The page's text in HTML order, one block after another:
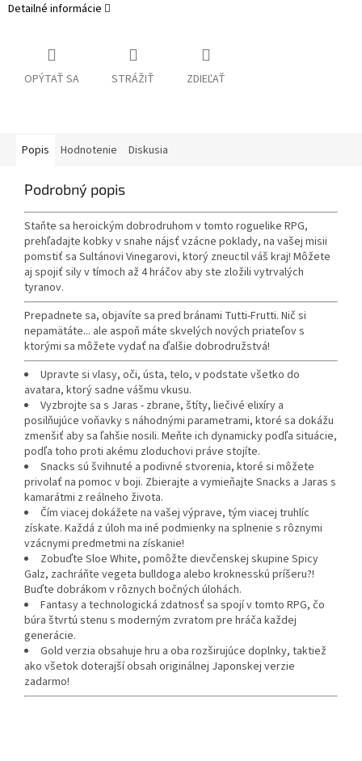
Detailné informácie
OPÝTAŤ SA STRÁŽIŤ ZDIEĽAŤ
Popis Hodnotenie Diskusia
Podrobný popis
Staňte sa heroickým dobrodruhom v tomto roguelike RPG,
prehľadajte kobky v snahe nájsť vzácne poklady, na vašej misii
pomstiť sa Sultánovi Vinegarovi, ktorý zneuctil váš kraj! Môžete
aj spojiť sily v tímoch až 4 hráčov aby ste zložili vytrvalých
tyranov.
Prepadnete sa, objavíte sa pred bránami Tutti-Frutti. Nič si
nepamätáte... ale aspoň máte skvelých nových priateľov s
ktorými sa môžete vydať na ďalšie dobrodružstvá!
Upravte si vlasy, oči, ústa, telo, v podstate všetko do
avatara, ktorý sadne vášmu vkusu.
Vyzbrojte sa s Jaras - zbrane, štíty, liečivé elixíry a
posilňujúce voňavky s náhodnými parametrami, ktoré sa dokážu
zmenšiť aby sa ľahšie nosili. Meňte ich dynamicky podľa situácie,
podľa toho proti akému zloduchovi práve stojíte.
Snacks sú švihnuté a podivné stvorenia, ktoré si môžete
privolať na pomoc v boji. Zbierajte a vymieňajte Snacks a Jaras s
kamarátmi z reálneho života.
Čím viacej dokážete na vašej výprave, tým viacej truhlíc
získate. Každá z úloh ma iné podmienky na splnenie s rôznymi
vzácnymi predmetmi na získanie!
Zobuďte Sloe White, pomôžte dievčenskej skupine Spicy
Galz, zachráňte vegeta bulldoga alebo kroknesskú príšeru?!
Buďte dobrákom v rôznych bočných úlohách.
Fantasy a technologická zdatnosť sa spojí v tomto RPG, čo
búra štvrtú stenu s moderným zvratom pre hráča každej
generácie.
Gold verzia obsahuje hru a oba rozširujúce doplnky, taktiež
ako všetok doterajší obsah originálnej Japonskej verzie
zadarmo!